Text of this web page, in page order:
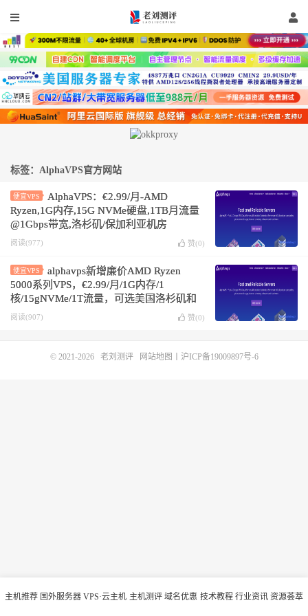
标签：AlphaVPS官方网站
便宜VPS
AlphaVPS：€2.99/月-AMD
Ryzen,1G内存,15G NVMe硬盘,1TB月流量
@1Gbps带宽,洛杉矶/保加利亚机房
阅读(977) 赞(0)
便宜VPS
alphavps新增廉价AMD Ryzen
5000系列VPS，€2.99/月/1G内存/1
核/15gNVMe/1T流量，可选美国洛杉矶和
保加利亚索菲亚机房
阅读(907) 赞(0)
主机推荐 国外服务器 VPS·云主机 主机测评 域名优惠 技术教程 行业资讯 资源荟萃
© 2021-2026 老刘测评 网站地图 沪ICP备19009897号-6